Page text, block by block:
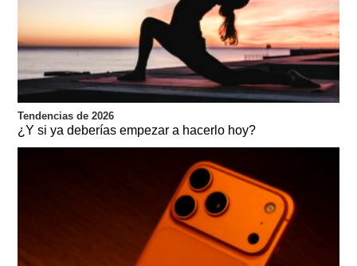
Tendencias de 2026
¿Y si ya deberías empezar a hacerlo hoy?